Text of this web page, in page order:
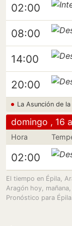
02:00
08:00
14:00
20:00
La Asunción de
domingo , 16
Hora
02:00
El tiempo en Épila,
Aragón hoy,
Pronóstico para